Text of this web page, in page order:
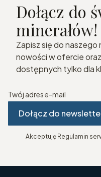
Dołącz do
minerałów!
Zapisz się do
nowości w ofercie
dostępnych tylko dla
Twój adres e-mail
Dołącz do
Akceptuję Regulamin